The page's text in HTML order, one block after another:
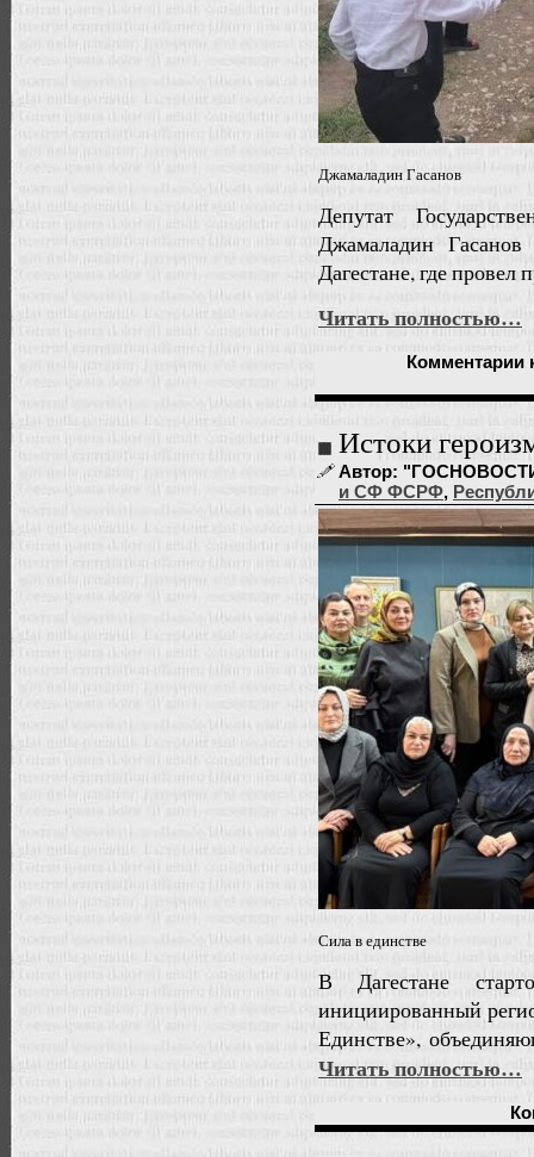
Джамаладин Гасанов
Депутат
Джамаладин
Дагестане, где
Читать полностью…
Комментарии
Истоки
Автор:
и СФ ФСРФ,
Сила в единстве
В Дагестане
инициированный
Единстве»,
Читать полностью…